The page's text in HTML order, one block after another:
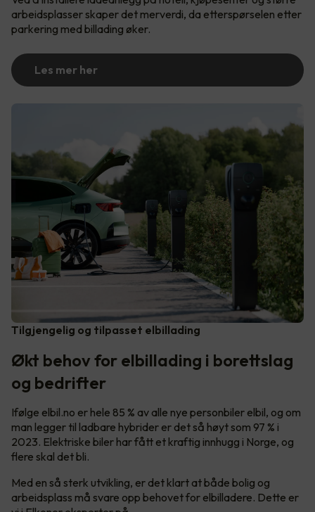
arbeidsplasser skaper det merverdi, da etterspørselen etter
parkering med billading øker.
Les mer her
Tilgjengelig og tilpasset elbillading
Økt behov for elbillading i borettslag
og bedrifter
Ifølge elbil.no er hele 85 % av alle nye personbiler elbil, og om
man legger til ladbare hybrider er det så høyt som 97 % i
2023. Elektriske biler har fått et kraftig innhugg i Norge, og
flere skal det bli.
Med en så sterk utvikling, er det klart at både bolig og
arbeidsplass må svare opp behovet for elbilladere. Dette er